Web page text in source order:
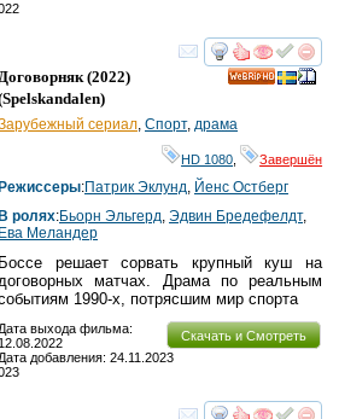
смотреть
(2022)
Spelskandalen)
сериал, Спорт, драма
HD 1080 Завершён
Режиссеры:Патрик Эклунд, Йенс Остберг
В ролях:Бьорн Эльгерд, Эдвин Бредефелдт,
Ева Меландер
Боссе решает сорвать крупный куш на
матчах. Драма по реальным
1990-х, потрясшим мир спорта
Скачать и Смотреть
Дата выхода фильма:
12.08.2022
Дата добавления: 24.11.2023